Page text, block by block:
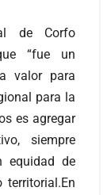
de Corfo
“fue un
valor para
para la
es agregar
siempre
equidad de
territorial.En